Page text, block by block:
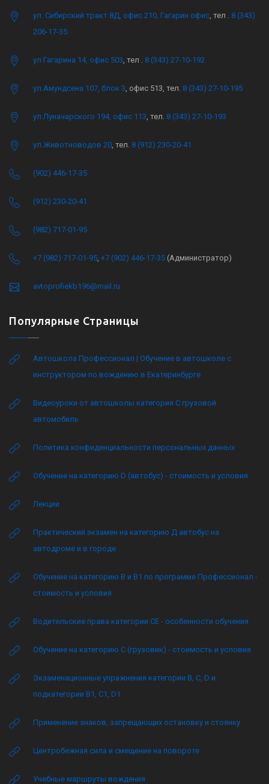
ул. Сибирский тракт 8Д, офис 210, Гагарин офис , тел . 8 (343)
206-17-35
ул.Гагарина 14, офис 503 , тел . 8 (343) 27-10-192
ул.Амундсена 107, блок 3 , офис 513, тел. 8 (343) 27-10-195
ул.Луначарского 194, офис 113 , тел. 8 (343) 27-10-193
ул.Животноводов 20 , тел. 8 (912) 230-20-41
(902) 446-17-35
(912) 230-20-41
(982) 717-01-95
+7 (982) 717-01-95 +7 (902) 446-17-35 (Администратор)
avtoprofiekb196@mail.ru
Популярные Страницы
Автошкола Профессионал | Обучение в автошколе с
инструктором по вождению в Екатеринбурге
Видеоуроки от автошколы категория C грузовой
автомобиль
Политика конфиденциальности персональных данных
Обучение на категорию D (автобус) - стоимость и условия
Лекции
Практический экзамен на категорию Д автобус на
автодроме и в городе
Обучение на категорию B и B1 по программе Профессионал -
стоимость и условия
Водительские права категории CE - особенности обучения
Обучение на категорию C (грузовик) - стоимость и условия
Экзаменационные упражнения категории B, C, D и
подкатегории B1, C1, D1
Применение знаков, запрещающих остановку и стоянку
Центробежная сила и смещение на повороте
Учебные маршруты вождения